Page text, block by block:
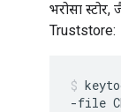
भरोसा स्टोर,
Truststore:
-file